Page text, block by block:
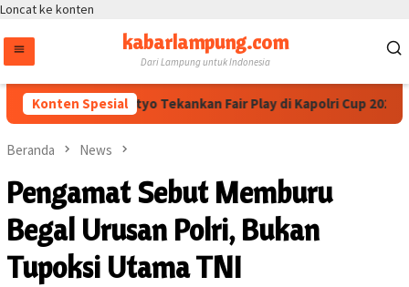
Loncat ke konten
kabarlampung.com
Dari Lampung untuk Indonesia
Konten Spesial
Dedi Prasetyo Tekankan Fair Play di Kapolri Cup 2026
Beranda News
Pengamat Sebut Memburu
Begal Urusan Polri, Bukan
Tupoksi Utama TNI